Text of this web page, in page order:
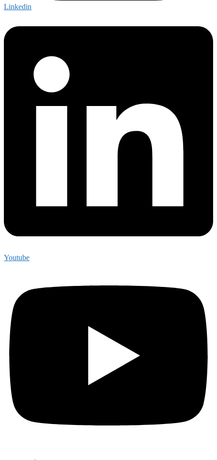
Linkedin
Youtube